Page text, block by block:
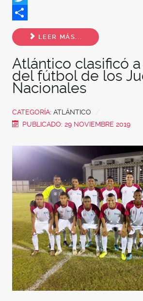
Twitter
Share
LEER MÁS...
Atlántico clasificó
del fútbol de los
Nacionales
CATEGORÍA: ATLÁNTICO
PUBLICADO: 29 NOVIEMBRE 2019